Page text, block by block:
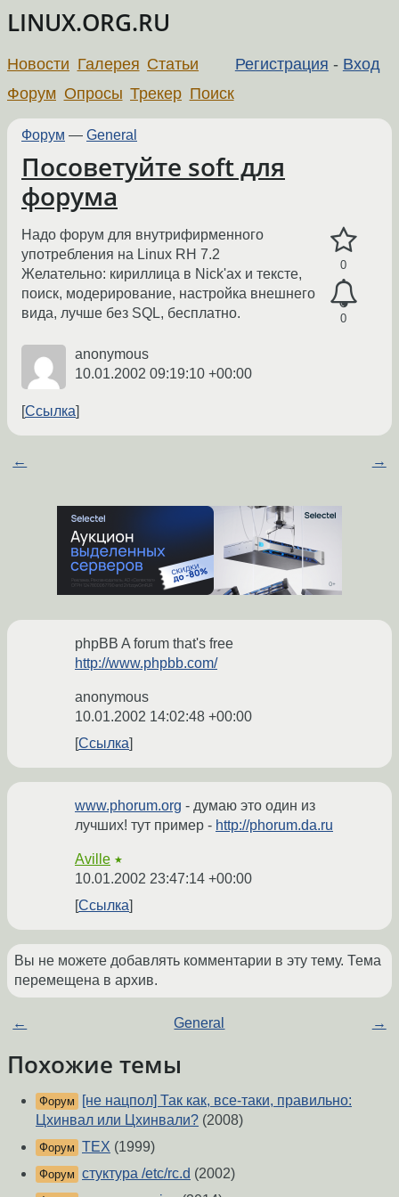
LINUX.ORG.RU
Регистрация - Вход
Новости Галерея Статьи
Форум Опросы Трекер Поиск
Форум — General
Посоветуйте soft для
форума
0
0
Надо форум для внутрифирменного
употребления на Linux RH 7.2
Желательно: кириллица в Nick'ах и тексте,
поиск, модерирование, настройка внешнего
вида, лучше без SQL, бесплатно.
anonymous
10.01.2002 09:19:10 +00:00
Ссылка
← →
phpBB A forum that's free
http://www.phpbb.com/
anonymous
10.01.2002 14:02:48 +00:00
Ссылка
www.phorum.org - думаю это один из
лучших! тут пример - http://phorum.da.ru
Aville ★
10.01.2002 23:47:14 +00:00
Ссылка
Вы не можете добавлять комментарии в эту тему. Тема
перемещена в архив.
← General →
Похожие темы
Форум
[не нацпол] Так как, все-таки, правильно:
Цхинвал или Цхинвали? (2008)
Форум TEX (1999)
Форум стуктура /etc/rc.d (2002)